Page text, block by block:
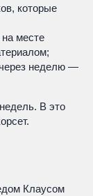
которые
на месте
неделю —
В это
Клаусом